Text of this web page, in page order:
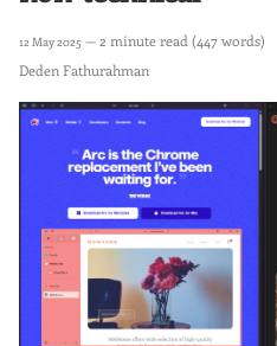
12 May 2025 — 2 minute read (447 words)
Deden Fathurahman